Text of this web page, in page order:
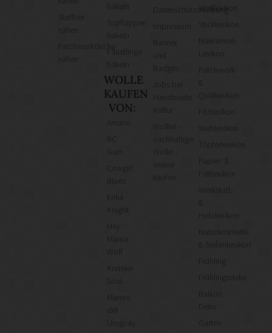
Stofftier
Patchworkdecke
häkeln
Topflappen
häkeln
Fäustlinge
häkeln
WOLLE
KAUFEN
VON:
Cowgirl
Knight
Mama
Wolf
Kremke
Manos
Uruguay
Datenschutzerklärung
Kultur
Wollke –
nachhaltige
kaufen
Wolllexikon
Sticklexikon
Makramee-
Lexikon
Patchwork-
&
Quiltlexikon
Filzlexikon
Weblexikon
Töpferlexikon
Papier- &
Faltlexikon
Werkstatt-
&
Holzlexikon
Naturkosmetik-
& Seifenlexikon
Frühling
Frühlingsdeko
Deko
Garten